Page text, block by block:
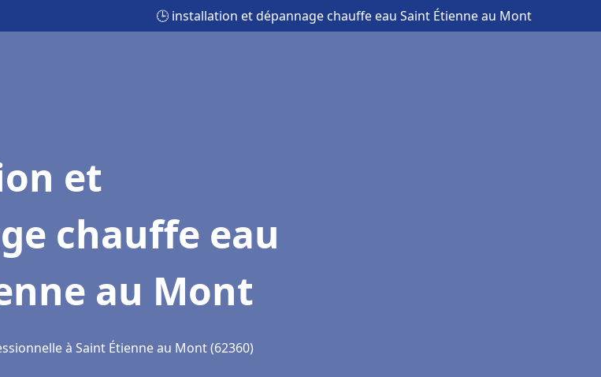
🕒 installation et dépannage chauffe eau Saint Étienne au Mont
et
chauffe eau
au Mont
à Saint Étienne au Mont (62360)